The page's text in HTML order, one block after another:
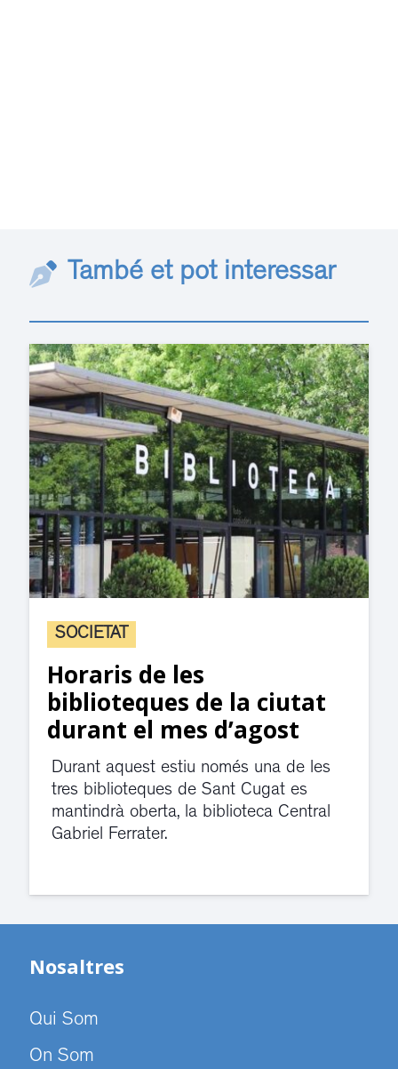
També et pot interessar
SOCIETAT
Horaris de les
biblioteques de la ciutat
durant el mes d’agost
Durant aquest estiu només una de les
tres biblioteques de Sant Cugat es
mantindrà oberta, la biblioteca Central
Gabriel Ferrater.
Nosaltres
Qui Som
On Som